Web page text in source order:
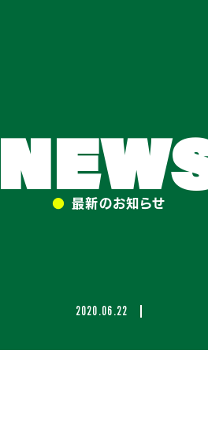
● 最新のお知らせ
2020.06.22